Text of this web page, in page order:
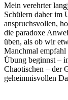
Mein verehrter
Schülern daher im
anspruchsvollen,
die paradoxe
üben, als ob wir
Manchmal empfahl
Übung beginnst –
Chaotischen – der
geheimnisvollen